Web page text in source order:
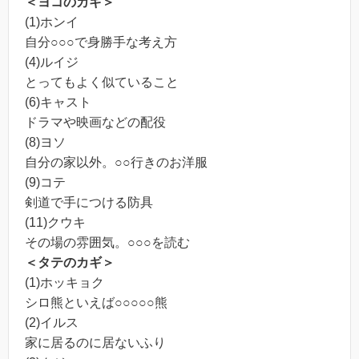
(1)ホンイ
自分○○○で身勝手な考え方
(4)ルイジ
とってもよく似ていること
(6)キャスト
ドラマや映画などの配役
(8)ヨソ
自分の家以外。○○行きのお洋服
(9)コテ
剣道で手につける防具
(11)クウキ
その場の雰囲気。○○○を読む
＜タテのカギ＞
(1)ホッキョク
シロ熊といえば○○○○○熊
(2)イルス
家に居るのに居ないふり